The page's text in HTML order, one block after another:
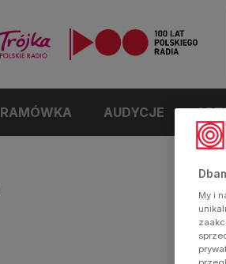
RAMÓWKA AUDYCJE
My i